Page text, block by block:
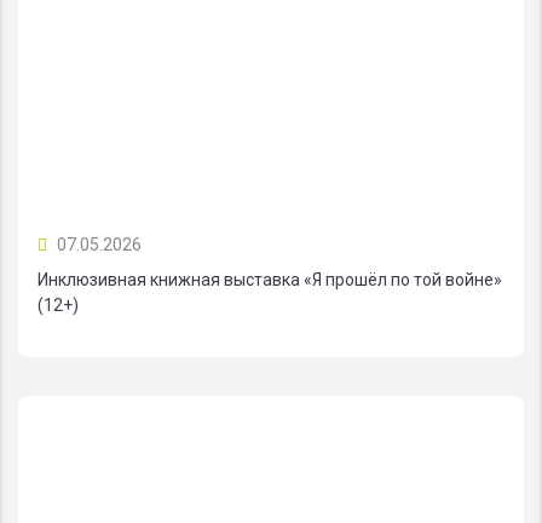
07.05.2026
Инклюзивная книжная выставка «Я прошёл по той войне»
(12+)